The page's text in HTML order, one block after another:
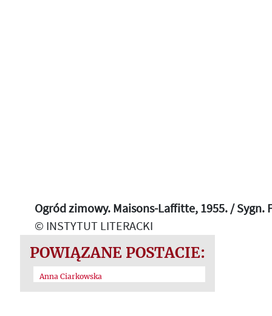
Ogród zimowy. Maisons-Laffitte, 1955. / Sygn.
© INSTYTUT LITERACKI
POWIĄZANE POSTACIE:
Anna Ciarkowska